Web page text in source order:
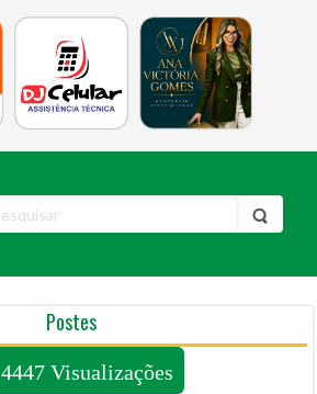
Postes
4447 Visualizações